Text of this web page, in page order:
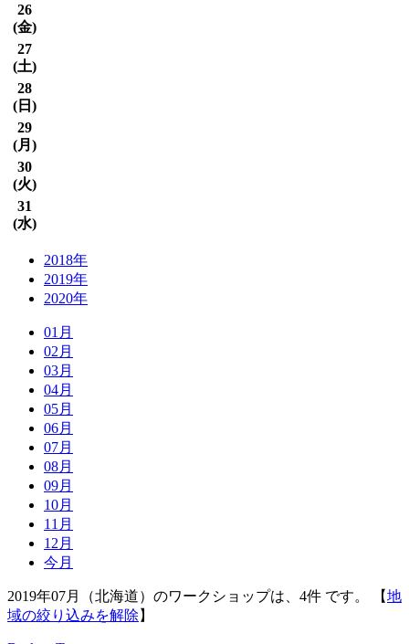
26
(金)
27
(土)
28
(日 )
29
(月 )
30
(火)
31
(水)
2018年
2019年
2020年
01月
02月
03月
04月
05月
06月
07月
08月
09月
10月
11月
12月
今月
2019年07月（北海道）のワークショップは、4件 です。 【地
域の絞り込みを解除 】